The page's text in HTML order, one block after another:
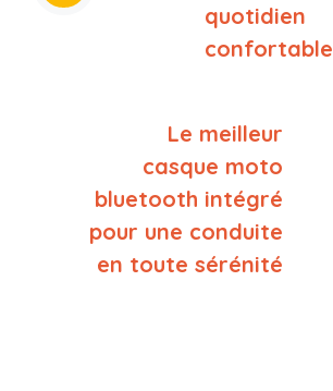
quotidien
confortable
Le meilleur
casque moto
bluetooth intégré
pour une conduite
en toute sérénité